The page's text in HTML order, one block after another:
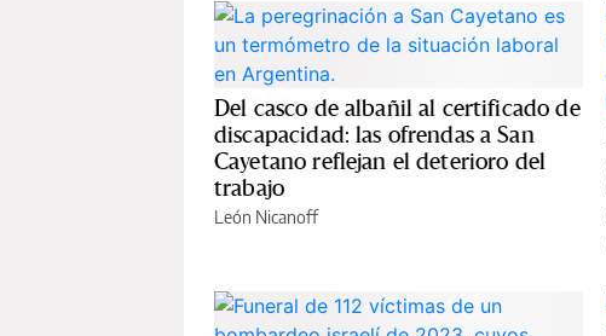
Del casco de albañil al certificado de
discapacidad: las ofrendas a San
Cayetano reflejan el deterioro del
trabajo
León Nicanoff